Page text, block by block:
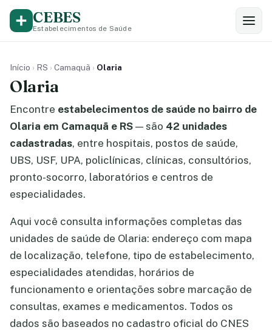
CEBES
Estabelecimentos de Saúde
Início › RS › Camaquã › Olaria
Olaria
Encontre estabelecimentos de saúde no bairro de
Olaria em Camaquã e RS — são 42 unidades
cadastradas, entre hospitais, postos de saúde,
UBS, USF, UPA, policlínicas, clínicas, consultórios,
pronto-socorro, laboratórios e centros de
especialidades.
Aqui você consulta informações completas das
unidades de saúde de Olaria: endereço com mapa
de localização, telefone, tipo de estabelecimento,
especialidades atendidas, horários de
funcionamento e orientações sobre marcação de
consultas, exames e medicamentos. Todos os
dados são baseados no cadastro oficial do CNES